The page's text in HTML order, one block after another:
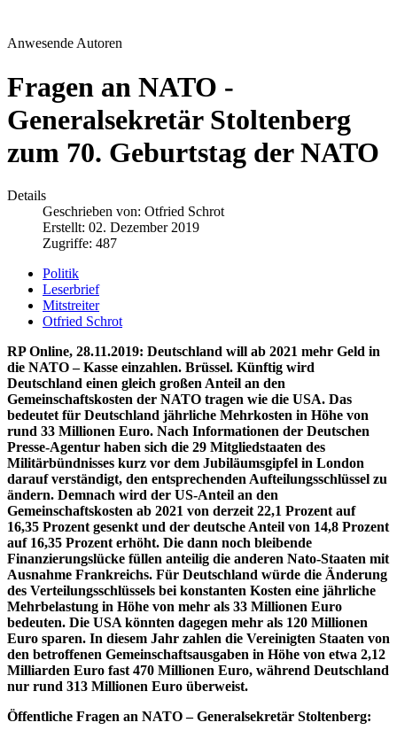
Anwesende Autoren
Fragen an NATO -
Generalsekretär Stoltenberg
zum 70. Geburtstag der NATO
Details
Geschrieben von: Otfried Schrot
Erstellt: 02. Dezember 2019
Zugriffe: 487
Politik
Leserbrief
Mitstreiter
Otfried Schrot
RP Online, 28.11.2019: Deutschland will ab 2021 mehr Geld in
die NATO – Kasse einzahlen. Brüssel. Künftig wird
Deutschland einen gleich großen Anteil an den
Gemeinschaftskosten der NATO tragen wie die USA. Das
bedeutet für Deutschland jährliche Mehrkosten in Höhe von
rund 33 Millionen Euro. Nach Informationen der Deutschen
Presse-Agentur haben sich die 29 Mitgliedstaaten des
Militärbündnisses kurz vor dem Jubiläumsgipfel in London
darauf verständigt, den entsprechenden Aufteilungsschlüssel zu
ändern. Demnach wird der US-Anteil an den
Gemeinschaftskosten ab 2021 von derzeit 22,1 Prozent auf
16,35 Prozent gesenkt und der deutsche Anteil von 14,8 Prozent
auf 16,35 Prozent erhöht. Die dann noch bleibende
Finanzierungslücke füllen anteilig die anderen Nato-Staaten mit
Ausnahme Frankreichs. Für Deutschland würde die Änderung
des Verteilungsschlüssels bei konstanten Kosten eine jährliche
Mehrbelastung in Höhe von mehr als 33 Millionen Euro
bedeuten. Die USA könnten dagegen mehr als 120 Millionen
Euro sparen. In diesem Jahr zahlen die Vereinigten Staaten von
den betroffenen Gemeinschaftsausgaben in Höhe von etwa 2,12
Milliarden Euro fast 470 Millionen Euro, während Deutschland
nur rund 313 Millionen Euro überweist.
Öffentliche Fragen an NATO – Generalsekretär Stoltenberg: